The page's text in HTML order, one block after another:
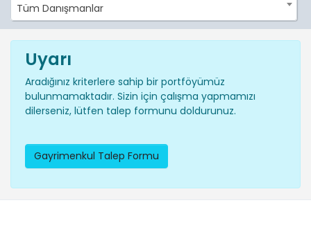
Tüm Danışmanlar
Uyarı
Aradığınız kriterlere sahip bir portföyümüz
bulunmamaktadır. Sizin için çalışma yapmamızı
dilerseniz, lütfen talep formunu doldurunuz.
Gayrimenkul Talep Formu